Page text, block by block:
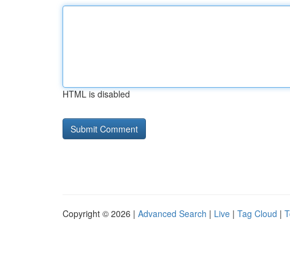
HTML is disabled
Copyright © 2026 | Advanced Search | Live | Tag Cloud |